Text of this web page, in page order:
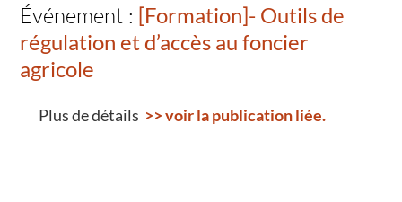
Événement : [Formation]- Outils de
régulation et d’accès au foncier
agricole
Plus de détails >> voir la publication liée.